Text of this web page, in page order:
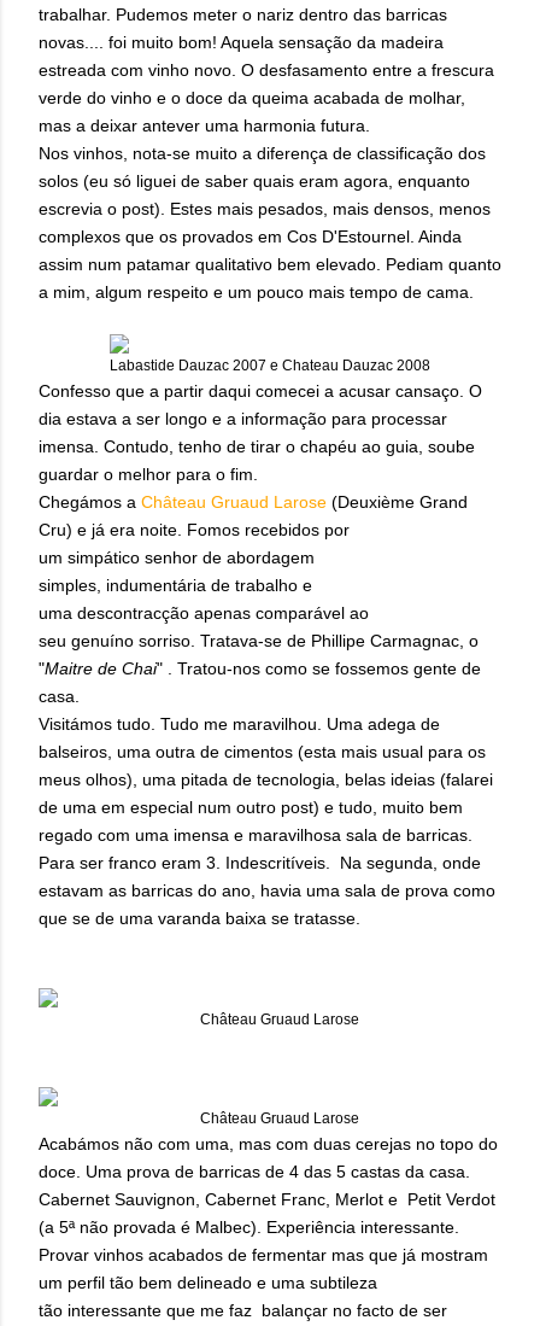
trabalhar. Pudemos meter o nariz dentro das barricas
novas.... foi muito bom! Aquela sensação da madeira
estreada com vinho novo. O desfasamento entre a frescura
verde do vinho e o doce da queima acabada de molhar,
mas a deixar antever uma harmonia futura.
Nos vinhos, nota-se muito a diferença de classificação dos
solos (eu só liguei de saber quais eram agora, enquanto
escrevia o post). Estes mais pesados, mais densos, menos
complexos que os provados em Cos D'Estournel. Ainda
assim num patamar qualitativo bem elevado. Pediam quanto
a mim, algum respeito e um pouco mais tempo de cama.
Labastide Dauzac 2007 e Chateau Dauzac 2008
Confesso que a partir daqui comecei a acusar cansaço. O
dia estava a ser longo e a informação para processar
imensa. Contudo, tenho de tirar o chapéu ao guia, soube
guardar o melhor para o fim.
Chegámos a Château Gruaud Larose (Deuxième Grand
Cru) e já era noite. Fomos recebidos por
um simpático senhor de abordagem
simples, indumentária de trabalho e
uma descontracção apenas comparável ao
seu genuíno sorriso. Tratava-se de Phillipe Carmagnac, o
"Maitre de Chai" . Tratou-nos como se fossemos gente de
casa.
Visitámos tudo. Tudo me maravilhou. Uma adega de
balseiros, uma outra de cimentos (esta mais usual para os
meus olhos), uma pitada de tecnologia, belas ideias (falarei
de uma em especial num outro post) e tudo, muito bem
regado com uma imensa e maravilhosa sala de barricas.
Para ser franco eram 3. Indescritíveis. Na segunda, onde
estavam as barricas do ano, havia uma sala de prova como
que se de uma varanda baixa se tratasse.
Château Gruaud Larose
Château Gruaud Larose
Acabámos não com uma, mas com duas cerejas no topo do
doce. Uma prova de barricas de 4 das 5 castas da casa.
Cabernet Sauvignon, Cabernet Franc, Merlot e Petit Verdot
(a 5ª não provada é Malbec). Experiência interessante.
Provar vinhos acabados de fermentar mas que já mostram
um perfil tão bem delineado e uma subtileza
tão interessante que me faz balançar no facto de ser